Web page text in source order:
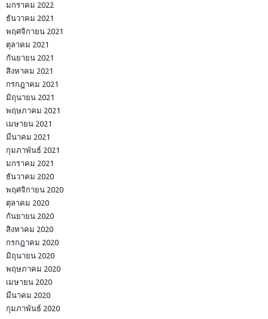
มกราคม 2022
ธันวาคม 2021
พฤศจิกายน 2021
ตุลาคม 2021
กันยายน 2021
สิงหาคม 2021
กรกฎาคม 2021
มิถุนายน 2021
พฤษภาคม 2021
เมษายน 2021
มีนาคม 2021
กุมภาพันธ์ 2021
มกราคม 2021
ธันวาคม 2020
พฤศจิกายน 2020
ตุลาคม 2020
กันยายน 2020
สิงหาคม 2020
กรกฎาคม 2020
มิถุนายน 2020
พฤษภาคม 2020
เมษายน 2020
มีนาคม 2020
กุมภาพันธ์ 2020